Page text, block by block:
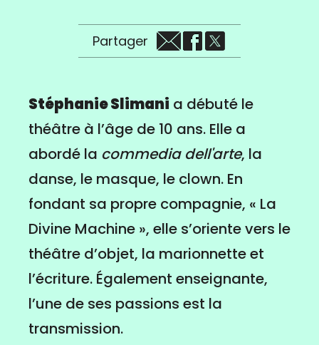
Partager
Stéphanie Slimani a débuté le
théâtre à l’âge de 10 ans. Elle a
abordé la commedia dell'arte, la
danse, le masque, le clown. En
fondant sa propre compagnie, « La
Divine Machine », elle s’oriente vers le
théâtre d’objet, la marionnette et
l’écriture. Également enseignante,
l’une de ses passions est la
transmission.